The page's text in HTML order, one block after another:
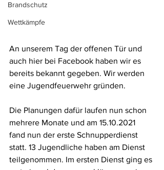
Brandschutz
Wettkämpfe
An unserem Tag der offenen Tür und
auch hier bei Facebook haben wir es
bereits bekannt gegeben. Wir werden
eine Jugendfeuerwehr gründen.
Die Planungen dafür laufen nun schon
mehrere Monate und am 15.10.2021
fand nun der erste Schnupperdienst
statt. 13 Jugendliche haben am Dienst
teilgenommen. Im ersten Dienst ging es